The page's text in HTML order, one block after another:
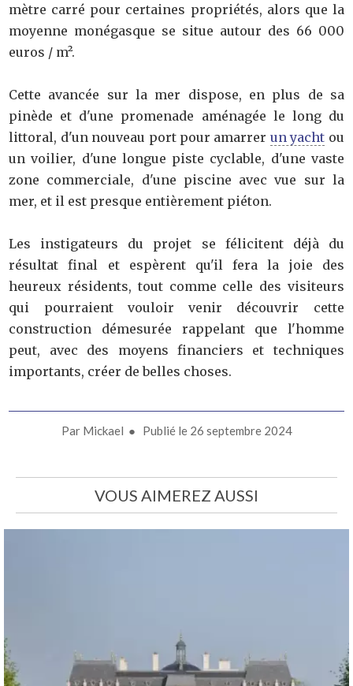
mètre carré pour certaines propriétés, alors que la
moyenne monégasque se situe autour des 66 000
euros / m².
Cette avancée sur la mer dispose, en plus de sa
pinède et d'une promenade aménagée le long du
littoral, d'un nouveau port pour amarrer un yacht ou
un voilier, d'une longue piste cyclable, d'une vaste
zone commerciale, d'une piscine avec vue sur la
mer, et il est presque entièrement piéton.
Les instigateurs du projet se félicitent déjà du
résultat final et espèrent qu'il fera la joie des
heureux résidents, tout comme celle des visiteurs
qui pourraient vouloir venir découvrir cette
construction démesurée rappelant que l'homme
peut, avec des moyens financiers et techniques
importants, créer de belles choses.
Par Mickael ● Publié le 26 septembre 2024
VOUS AIMEREZ AUSSI